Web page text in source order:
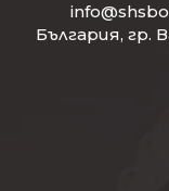
България, гр.